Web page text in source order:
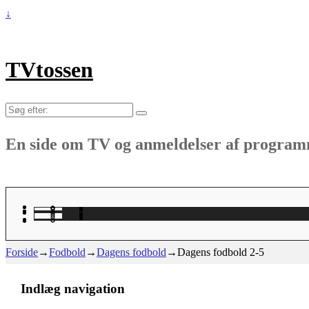
↓
TVtossen
Søg
En side om TV og anmeldelser af
Forside→Fodbold →Dagens fodbold →Dagens fodbold 2-5
Indlæg navigation